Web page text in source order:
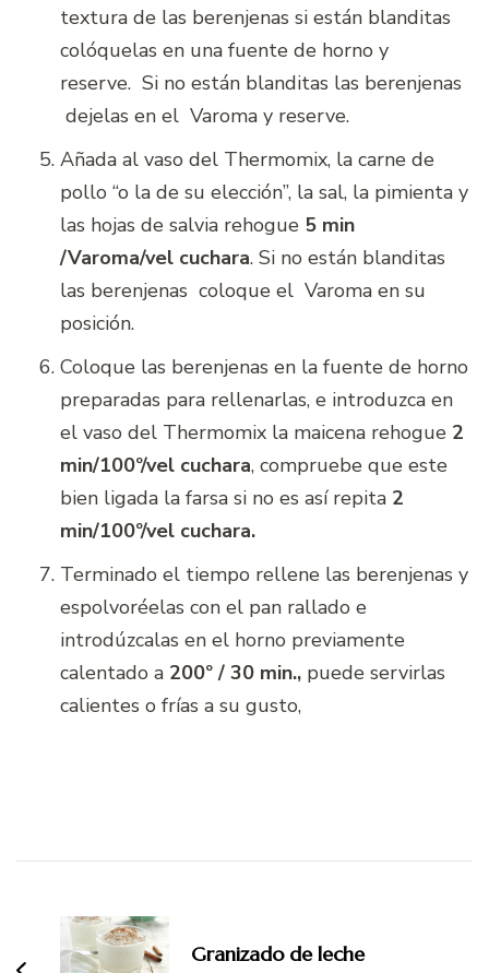
textura de las berenjenas si están blanditas
colóquelas en una fuente de horno y
reserve. Si no están blanditas las berenjenas
dejelas en el Varoma y reserve.
Añada al vaso del Thermomix, la carne de
pollo “o la de su elección”, la sal, la pimienta y
las hojas de salvia rehogue 5 min
/Varoma/vel cuchara. Si no están blanditas
las berenjenas coloque el Varoma en su
posición.
Coloque las berenjenas en la fuente de horno
preparadas para rellenarlas, e introduzca en
el vaso del Thermomix la maicena rehogue 2
min/100º/vel cuchara, compruebe que este
bien ligada la farsa si no es así repita 2
min/100º/vel cuchara.
Terminado el tiempo rellene las berenjenas y
espolvoréelas con el pan rallado e
introdúzcalas en el horno previamente
calentado a 200º / 30 min., puede servirlas
calientes o frías a su gusto,
entradas
Granizado de leche